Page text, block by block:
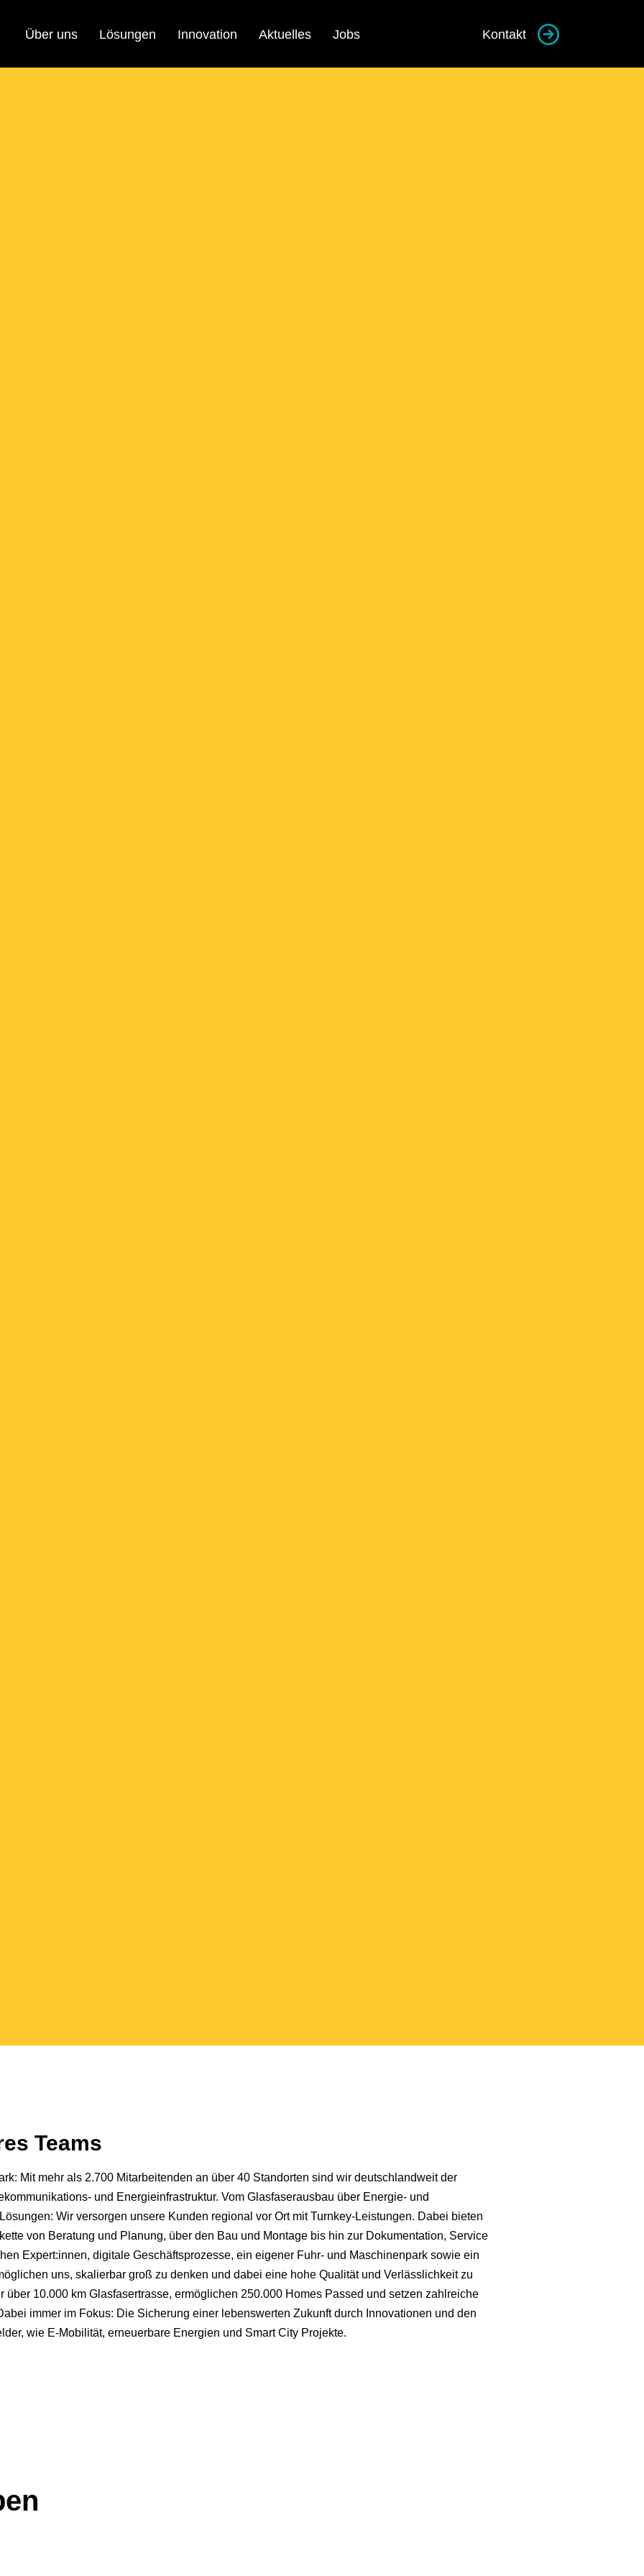
Über uns Lösungen Innovation Aktuelles Jobs Kontakt
Teams
Mit mehr als 2.700 Mitarbeitenden an über 40 Standorten sind wir deutschlandweit der
und Energieinfrastruktur. Vom Glasfaserausbau über Energie- und
Wir versorgen unsere Kunden regional vor Ort mit Turnkey-Leistungen. Dabei bieten
von Beratung und Planung, über den Bau und Montage bis hin zur Dokumentation, Service
Expert:innen, digitale Geschäftsprozesse, ein eigener Fuhr- und Maschinenpark sowie ein
uns, skalierbar groß zu denken und dabei eine hohe Qualität und Verlässlichkeit zu
über 10.000 km Glasfasertrasse, ermöglichen 250.000 Homes Passed und setzen zahlreiche
immer im Fokus: Die Sicherung einer lebenswerten Zukunft durch Innovationen und den
wie E-Mobilität, erneuerbare Energien und Smart City Projekte.